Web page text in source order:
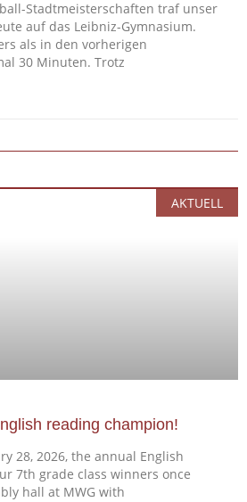
Stadtmeisterschaften traf unser
auf das Leibniz-Gymnasium.
als in den vorherigen
30 Minuten. Trotz
AKTUELL
reading champion!
28, 2026, the annual English
7th grade class winners once
hall at MWG with